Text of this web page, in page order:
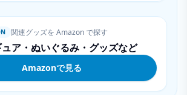
関連グッズを Amazon で探す
ア・ぬいぐるみ・グッズなど
Amazonで見る